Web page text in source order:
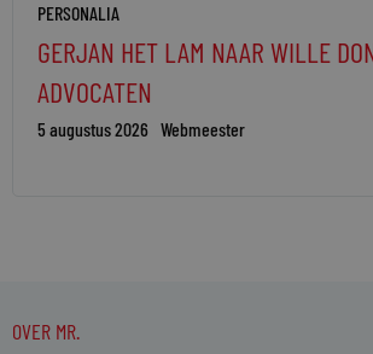
PERSONALIA
GERJAN HET LAM NAAR WILLE
ADVOCATEN
5 augustus 2026 Webmeester
OVER MR.